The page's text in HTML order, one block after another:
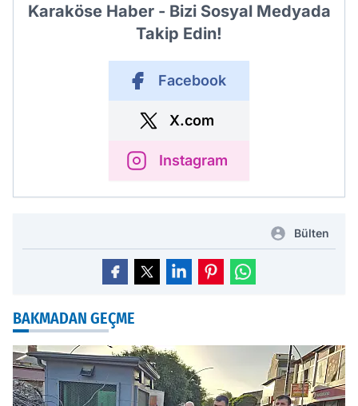
Karaköse Haber - Bizi Sosyal Medyada
Takip Edin!
Facebook
X.com
Instagram
Bülten
BAKMADAN GEÇME